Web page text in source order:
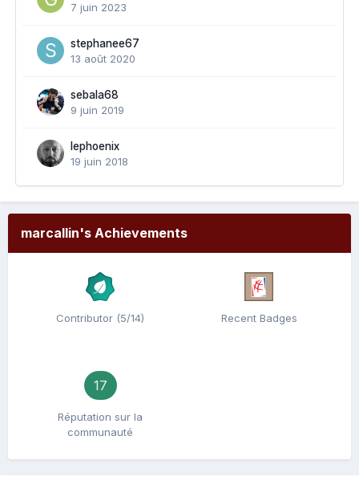
7 juin 2023
stephanee67
13 août 2020
sebala68
9 juin 2019
lephoenix
19 juin 2018
marcallin's Achievements
Contributor (5/14) Recent Badges
17
Réputation sur la
communauté